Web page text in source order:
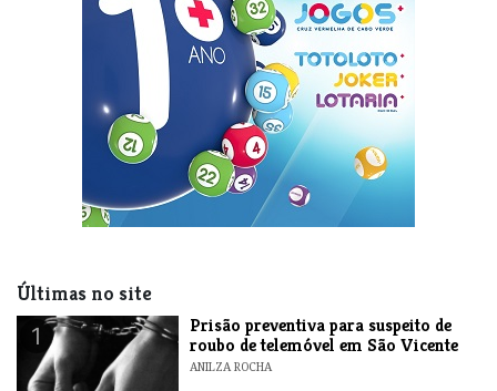
Últimas no site
1
Prisão preventiva para suspeito de
roubo de telemóvel em São Vicente
ANILZA ROCHA